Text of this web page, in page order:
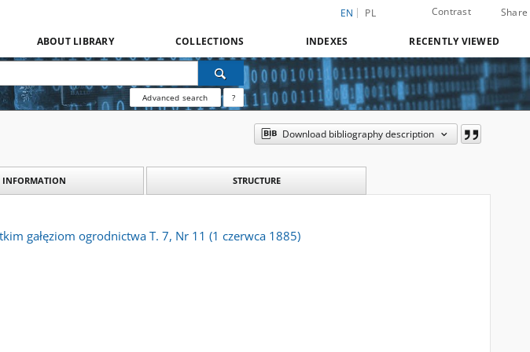
EN PL Contrast Share
ABOUT LIBRARY COLLECTIONS INDEXES RECENTLY VIEWED
Advanced search ?
Download bibliography description
INFORMATION STRUCTURE
gałęziom ogrodnictwa T. 7, Nr 11 (1 czerwca 1885)